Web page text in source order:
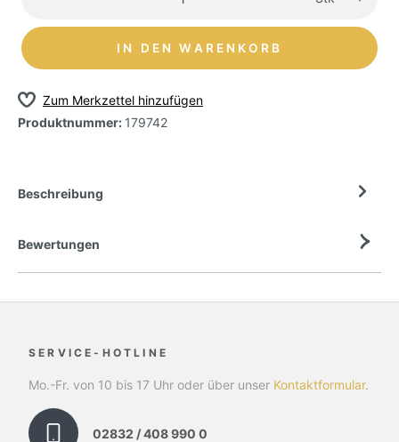
IN DEN WARENKORB
Zum Merkzettel hinzufügen
Produktnummer: 179742
Beschreibung
Bewertungen
SERVICE-HOTLINE
Mo.-Fr. von 10 bis 17 Uhr oder über unser Kontaktformular.
02832 / 408 990 0